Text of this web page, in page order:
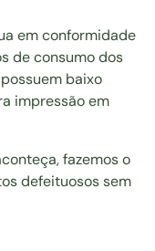
em conformidade
de consumo dos
baixo
impressão em
fazemos o
defeituosos sem